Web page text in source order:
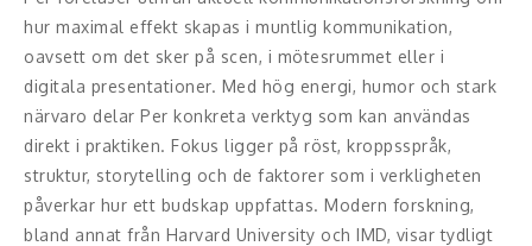
Middagsunderhållning
Musiker
Something a Little Different
Underhållning
hur maximal effekt skapas i muntlig kommunikation,
oavsett om det sker på scen, i mötesrummet eller i
digitala presentationer. Med hög energi, humor och stark
närvaro delar Per konkreta verktyg som kan användas
direkt i praktiken. Fokus ligger på röst, kroppsspråk,
struktur, storytelling och de faktorer som i verkligheten
påverkar hur ett budskap uppfattas. Modern forskning,
bland annat från Harvard University och IMD, visar tydligt